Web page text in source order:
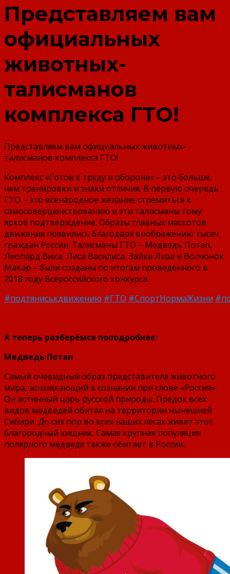
Представляем вам
официальных
животных-
талисманов
комплекса ГТО!
Представляем вам официальных животных-
талисманов комплекса ГТО!
Комплекс «Готов к труду и обороне» – это больше,
чем тренировки и знаки отличия. В первую очередь
ГТО – это всенародное желание стремиться к
самосовершенствованию и эти талисманы тому
яркое подтверждение. Образы главных маскотов
движения появились благодаря воображению тысяч
граждан России. Талисманы ГТО – Медведь Потап,
Леопард Вика, Лиса Василиса, Зайка Лиза и Волчонок
Макар – были созданы по итогам проведенного в
2018 году Всероссийского конкурса.
#подтяниськдвижению #ГТО #СпортНормаЖизни
А теперь разберёмся поподробнее:
Медведь Потап
Самый очевидный образ представителя животного
мира, возникающий в сознании при слове «Россия».
Он истинный царь русской природы. Предок всех
видов медведей обитал на территории нынешней
Сибири. До сих пор во всех наших лесах живет этот
благородный хищник. Самая крупная популяция
полярного медведя также обитает в России.